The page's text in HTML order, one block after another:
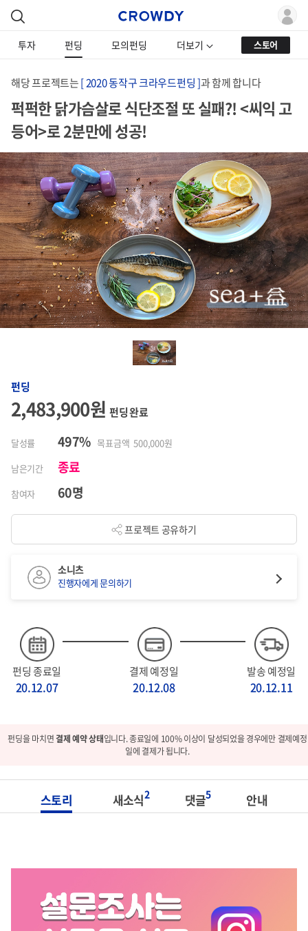
투자 펀딩 모의펀딩 더보기 스토어
해당 프로젝트는[ 2020 동작구 크라우드펀딩 ]과 함께 합니다
퍽퍽한 닭가슴살로 식단조절 또 실패?! <씨익 고
등어>로 2분만에 성공!
펀딩
2,483,900원펀딩 완료
달성률 497% 목표금액 500,000원
남은기간
종료
참여자 60명
프로젝트 공유하기
펀딩 종료일
20.12.07
결제 예정일
20.12.08
발송 예정일
20.12.11
소니츠
진행자에게 문의하기
펀딩을 마치면결제 예약 상태입니다. 종료일에 100% 이상이 달성되었을 경우에만 결제예정
일에 결제가 됩니다.
스토리 새소식2 댓글5 안내